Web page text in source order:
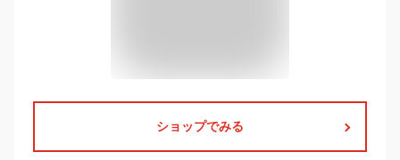
ショップでみる